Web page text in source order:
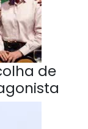
de